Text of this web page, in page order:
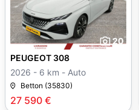
20
27 590 €
PEUGEOT 308
2026 - 6 km - Auto
Betton (35830)